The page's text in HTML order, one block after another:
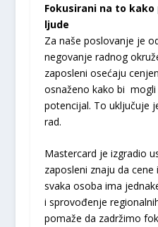
Fokusirani na to kako
ljude
Za naše poslovanje je
negovanje radnog
zaposleni osećaju
osnaženo kako bi
potencijal. To uključuje
rad.
Mastercard je izgradio
zaposleni znaju da
svaka osoba ima
i sprovođenje
pomaže da zadržimo